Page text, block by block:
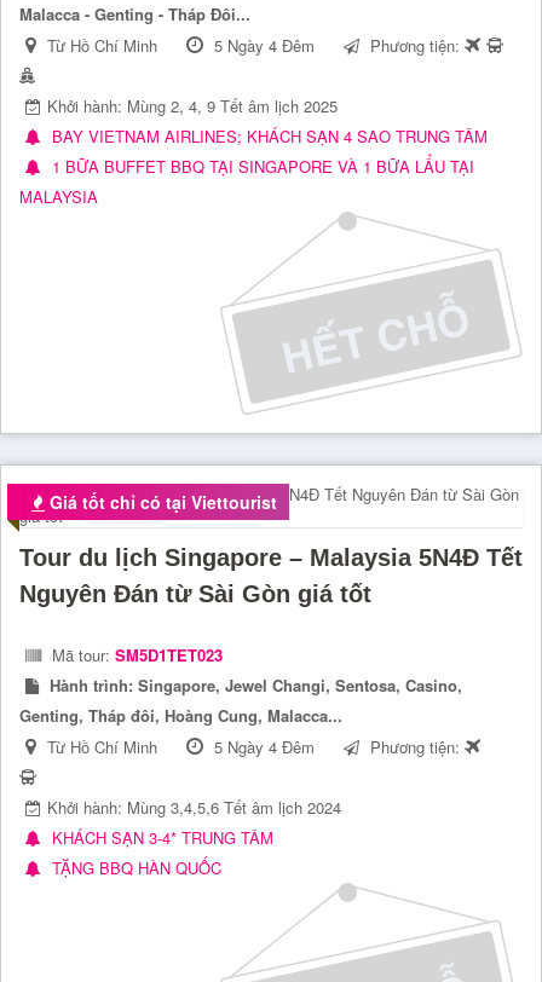
Malacca - Genting - Tháp Đôi...
Từ Hồ Chí Minh
5 Ngày 4 Đêm Phương tiện:
Khởi hành: Mùng 2, 4, 9 Tết âm lịch 2025
BAY VIETNAM AIRLINES; KHÁCH SẠN 4 SAO TRUNG TÂM
1 BỮA BUFFET BBQ TẠI SINGAPORE VÀ 1 BỮA LẨU TẠI
MALAYSIA
Giá tốt chỉ có tại Viettourist
Tour du lịch Singapore – Malaysia 5N4Đ Tết
Nguyên Đán từ Sài Gòn giá tốt
Mã tour: SM5D1TET023
Hành trình: Singapore, Jewel Changi, Sentosa, Casino,
Genting, Tháp đôi, Hoàng Cung, Malacca...
Từ Hồ Chí Minh
5 Ngày 4 Đêm Phương tiện:
Khởi hành: Mùng 3,4,5,6 Tết âm lịch 2024
KHÁCH SẠN 3-4* TRUNG TÂM
TẶNG BBQ HÀN QUỐC